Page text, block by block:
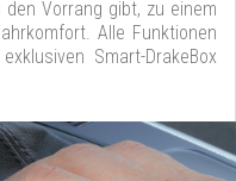
den Vorrang gibt, zu einem
Alle Funktionen
Smart-DrakeBox